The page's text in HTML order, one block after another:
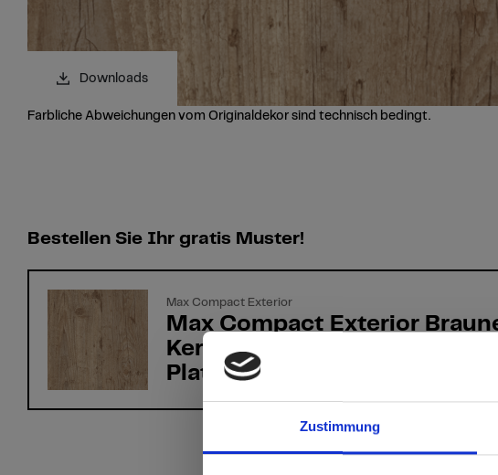
Zustimmung
Downloads
Farbliche Abweichungen vom Originaldekor sind technisch bedingt.
Bestellen Sie Ihr gratis Muster!
Max Compact Exterior
Max Compact Exterior
Kern F-Qualität 0801 Fichte
Platin NT